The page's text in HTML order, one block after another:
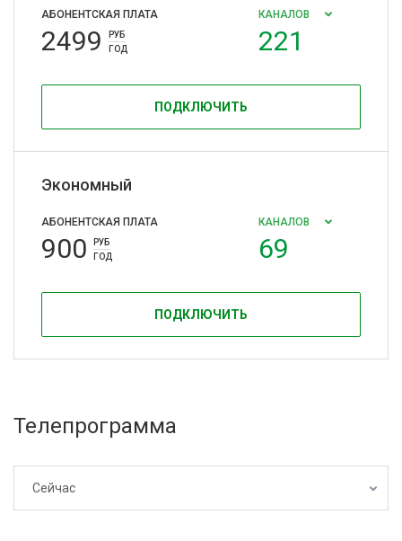
АБОНЕНТСКАЯ ПЛАТА
2499
РУБ
ГОД
КАНАЛОВ
221
ПОДКЛЮЧИТЬ
Экономный
АБОНЕНТСКАЯ ПЛАТА
900
РУБ
ГОД
КАНАЛОВ
69
ПОДКЛЮЧИТЬ
Телепрограмма
Сейчас